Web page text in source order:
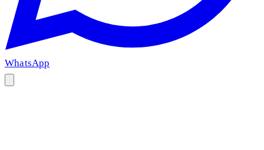
WhatsApp